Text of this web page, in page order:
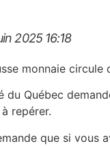
2025 16:18
monnaie circule
du Québec
repérer.
que si vous